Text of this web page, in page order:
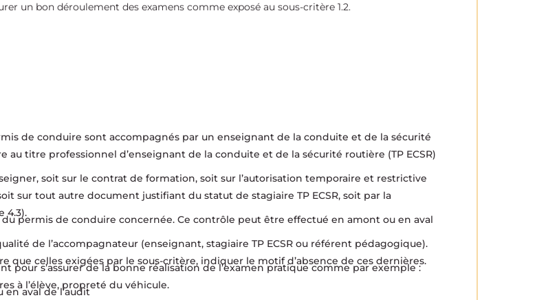
un bon déroulement des examens comme exposé au sous-critère 1.2.
de conduire sont accompagnés par un enseignant de la conduite et de la sécurité
titre professionnel d’enseignant de la conduite et de la sécurité routière (TP ECSR)
soit sur le contrat de formation, soit sur l’autorisation temporaire et restrictive
sur tout autre document justifiant du statut de stagiaire TP ECSR, soit par la
4.3).
permis de conduire concernée. Ce contrôle peut être effectué en amont ou en aval
de l’accompagnateur (enseignant, stagiaire TP ECSR ou référent pédagogique).
que celles exigées par le sous-critère, indiquer le motif d’absence de ces dernières.
pour s’assurer de la bonne réalisation de l’examen pratique comme par exemple :
à l’élève, propreté du véhicule.
aval de l’audit